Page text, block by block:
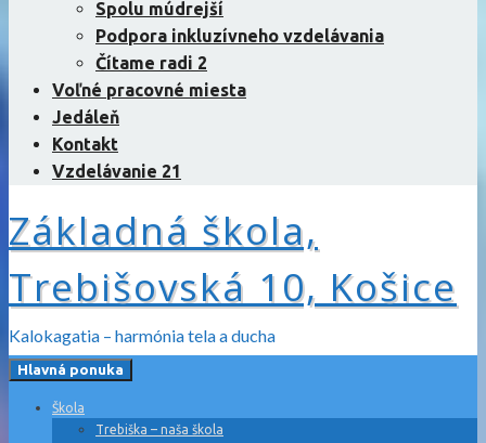
Spolu múdrejší
Podpora inkluzívneho vzdelávania
Čítame radi 2
Voľné pracovné miesta
Jedáleň
Kontakt
Vzdelávanie 21
Základná škola,
Trebišovská 10, Košice
Kalokagatia – harmónia tela a ducha
Hlavná ponuka
Škola
Trebiška – naša škola